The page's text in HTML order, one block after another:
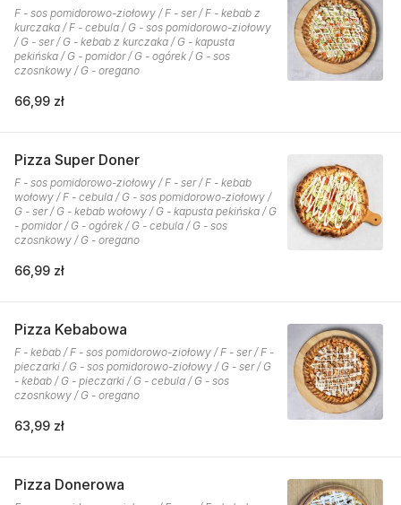
F - sos pomidorowo-ziołowy / F - ser / F - kebab z
kurczaka / F - cebula / G - sos pomidorowo-ziołowy
/ G - ser / G - kebab z kurczaka / G - kapusta
pekińska / G - pomidor / G - ogórek / G - sos
czosnkowy / G - oregano
66,99 zł
Pizza Super Doner
F - sos pomidorowo-ziołowy / F - ser / F - kebab
wołowy / F - cebula / G - sos pomidorowo-ziołowy /
G - ser / G - kebab wołowy / G - kapusta pekińska / G
- pomidor / G - ogórek / G - cebula / G - sos
czosnkowy / G - oregano
66,99 zł
Pizza Kebabowa
F - kebab / F - sos pomidorowo-ziołowy / F - ser / F -
pieczarki / G - sos pomidorowo-ziołowy / G - ser / G
- kebab / G - pieczarki / G - cebula / G - sos
czosnkowy / G - oregano
63,99 zł
Pizza Donerowa